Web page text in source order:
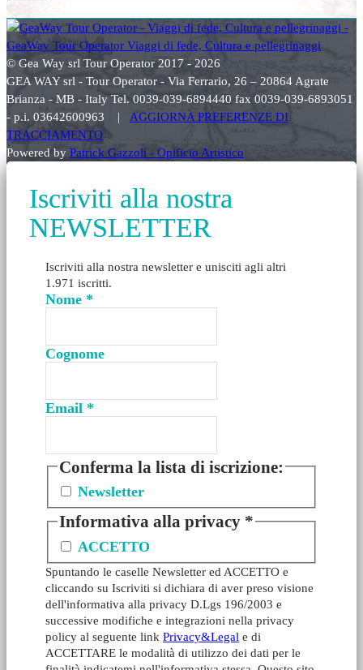
© Gea Way srl Tour Operator 2017 - 2026
GEA WAY srl - Tour Operator - Via Ferrario, 26 – 20864 Agrate
Brianza - MB - Italy Tel. 0039-039-6894440 fax 0039-039-6893051
- p.i. 03642600963 | AGGIORNA PREFERENZE DI
TRACCIAMENTO
Powered by Patrick Gazzoli - Opificio Artistico
Iscriviti alla nostra
NEWSLETTER
Iscriviti alla nostra newsletter e unisciti agli altri
1.971 iscritti.
Nome *
Cognome
Email *
Conferma la lista di iscrizione:
Newsletter
Informativa alla privacy *
ACCETTO
Spuntando le caselle Newsletter ed ACCETTO e
cliccando su Iscriviti si dichiara di aver preso visione
dell'informativa alla privacy D.Lgs 196/2003 e
successive modifiche e integrazioni nella privacy
policy al seguente link Privacy&Legal e di
ACCETTARE le modalità di utilizzo dei dati per le